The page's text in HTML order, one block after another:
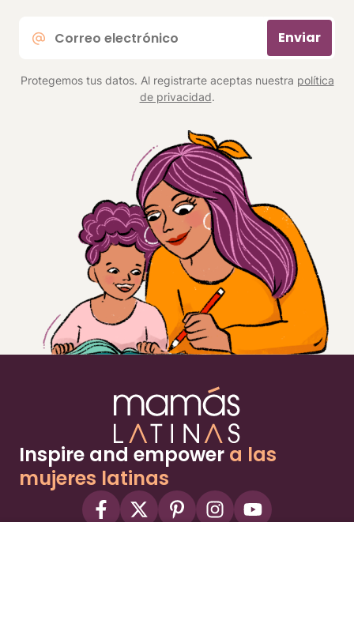
electrónico
Enviar
Protegemos tus datos. Al registrarte aceptas nuestra política
de privacidad.
Inspire and empower a las
mujeres latinas